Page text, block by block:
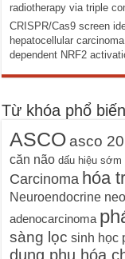
radiotherapy via triple
CRISPR/Cas9 screen
hepatocellular
dependent NRF2
Từ khóa phổ biến
ASCO asco
căn não dấu hiệu sớm
Carcinoma hóa
Neuroendocrine
adenocarcinoma
sàng lọc sinh học
dụng phụ hóa